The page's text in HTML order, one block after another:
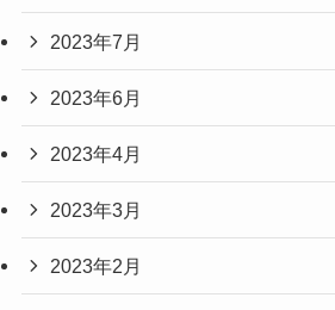
2023年7月
2023年6月
2023年4月
2023年3月
2023年2月